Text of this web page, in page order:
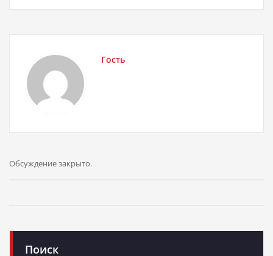
Гость
Обсуждение закрыто.
Поиск